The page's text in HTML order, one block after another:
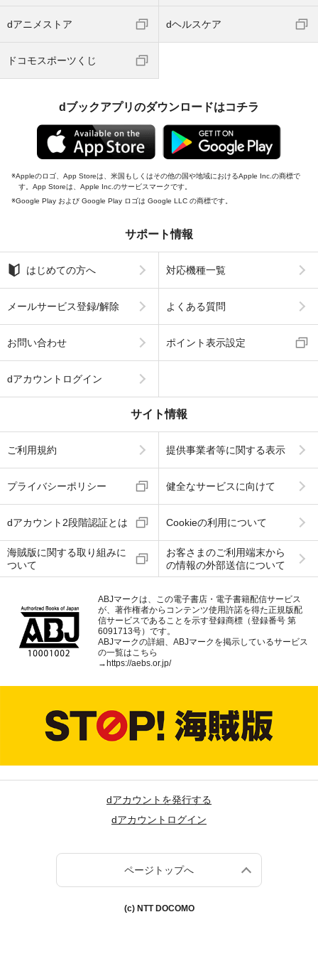
dアニメストア dヘルスケア
ドコモスポーツくじ
dブックアプリのダウンロードはコチラ
Appleのロゴ、App Storeは、米国もしくはその他の国や地域におけるApple Inc.の商標で
す。App Storeは、Apple Inc.のサービスマークです。
Google Play および Google Play ロゴは Google LLC の商標です。
サポート情報
はじめての方へ 対応機種一覧
メールサービス登録/解除 よくある質問
お問い合わせ ポイント表示設定
dアカウントログイン
サイト情報
ご利用規約 提供事業者等に関する表示
プライバシーポリシー 健全なサービスに向けて
dアカウント2段階認証とは Cookieの利用について
海賊版に関する取り組みに
ついて
お客さまのご利用端末から
の情報の外部送信について
ABJマークは、この電子書店・電子書籍配信サービス
が、著作権者からコンテンツ使用許諾を得た正規版配
信サービスであることを示す登録商標（登録番号 第
6091713号）です。
ABJマークの詳細、ABJマークを掲示しているサービス
の一覧はこちら
→ https://aebs.or.jp/
dアカウントを発行する
dアカウントログイン
ページトップへ
(c) NTT DOCOMO